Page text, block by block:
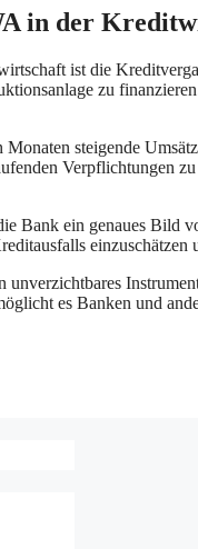
in der
ist die
zu
steigende
Verpflichtungen
Bank ein genaues Bild
unverzichtbares
es Banken und